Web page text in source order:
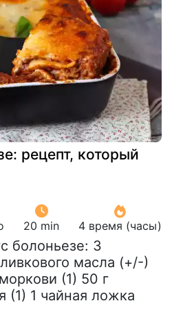
рецепт, который
20 min 4 время (часы)
болоньезе: 3
масла (+/-)
(1) 50 г
(1) 1 чайная ложка